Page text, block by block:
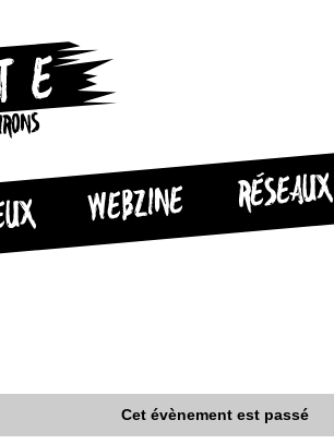
WEBZINE RÉSEAUX
Cet évènement est passé